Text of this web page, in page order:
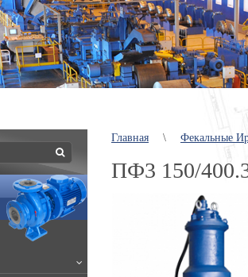
Главная \ Фекальные
ПФ3 150/